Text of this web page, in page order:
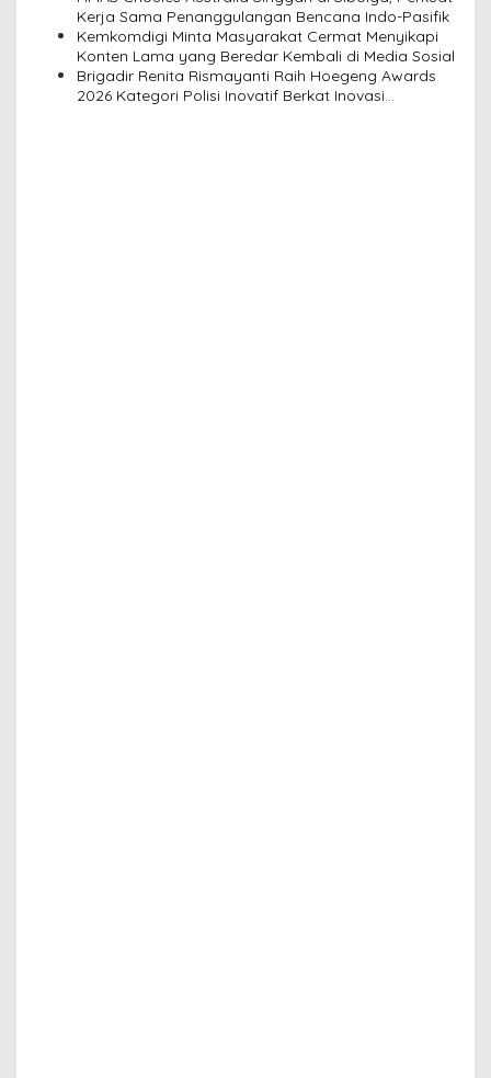
Kerja Sama Penanggulangan Bencana Indo-Pasifik
Kemkomdigi Minta Masyarakat Cermat Menyikapi
Konten Lama yang Beredar Kembali di Media Sosial
Brigadir Renita Rismayanti Raih Hoegeng Awards
2026 Kategori Polisi Inovatif Berkat Inovasi